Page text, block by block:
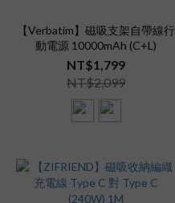
【Verbatim】磁吸支架自帶線行
動電源 10000mAh (C+L)
NT$1,799
NT$2,099